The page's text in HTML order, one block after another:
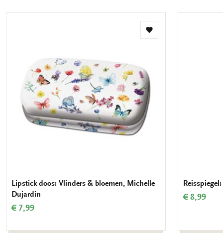
Toevoegen
Lipstick doos: Vlinders & bloemen, Michelle
Dujardin
€ 7,99
€ 8,99